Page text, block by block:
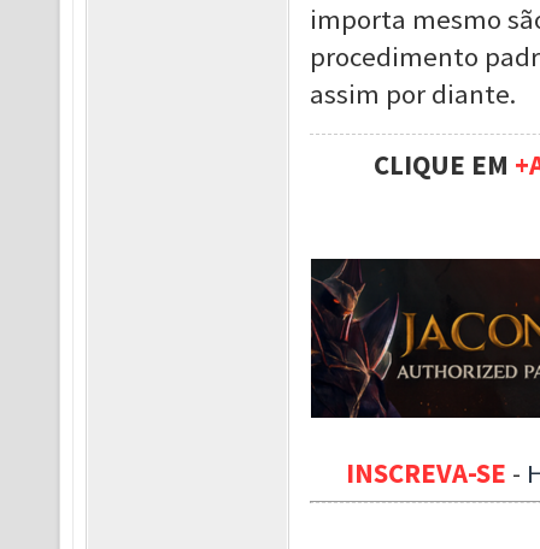
importa mesmo
procedimento
assim por diante.
CLIQUE EM
INSCREVA-SE -